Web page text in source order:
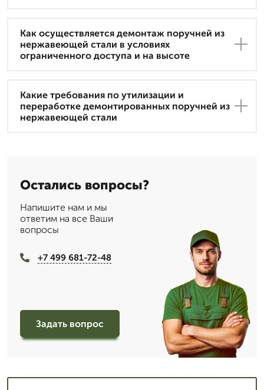
Как осуществляется демонтаж поручней из
нержавеющей стали в условиях
ограниченного доступа и на высоте
Какие требования по утилизации и
переработке демонтированных поручней из
нержавеющей стали
Остались вопросы?
Напишите нам и мы
ответим на все Ваши
вопросы
+7 499 681-72-48
Задать вопрос